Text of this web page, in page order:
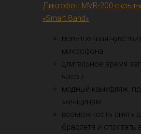
Диктофон MVR-200
«Smart Band»
повышенная
микрофона
длительное время
часов
модный камуфляж,
женщинам
возможность снять
браслета и спрятать